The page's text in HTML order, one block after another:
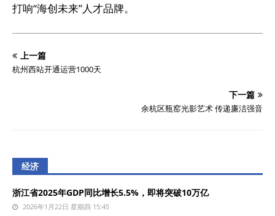
打响“海创未来”人才品牌。
上一篇
杭州西站开通运营1000天
下一篇
余杭区瓶窑光影艺术 传递廉洁强音
经济
浙江省2025年GDP同比增长5.5%，即将突破10万亿
2026年1月22日 星期四 15:45